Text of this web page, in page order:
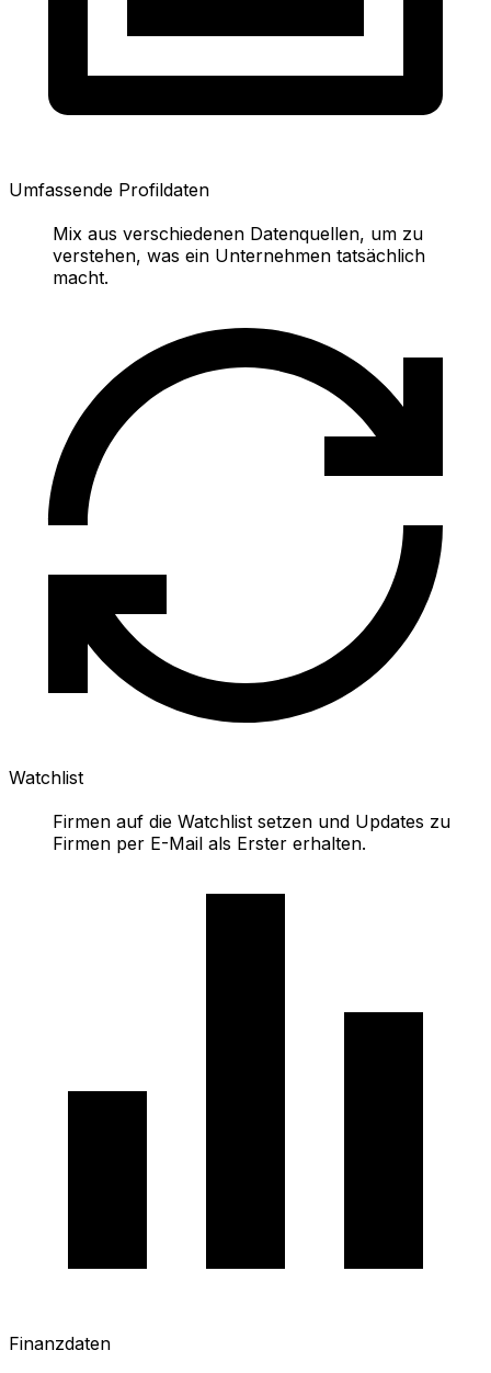
Umfassende Profildaten
Mix aus verschiedenen Datenquellen, um zu
verstehen, was ein Unternehmen tatsächlich
macht.
Watchlist
Firmen auf die Watchlist setzen und Updates zu
Firmen per E-Mail als Erster erhalten.
Finanzdaten